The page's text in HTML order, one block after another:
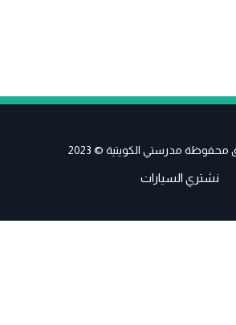
مدرستي الكويتية © 2023
نشتري السيارات